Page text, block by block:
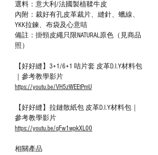
選料：意大利/法國製植鞣牛皮
內附：裁好有孔皮革裁片、縫針、蠟線、
YKK拉鍊、布袋及心意咭
備註：掛頸皮繩只限NATURAL原色（見商品
照）
【好好縫】3+1/6+1 咭片套 皮革D.I.Y材料包
｜參考教學影片
https://youtu.be/VH5zWEEtPmU
【好好縫】拉鏈散紙包 皮革D.I.Y材料包｜
參考教學影片
https://youtu.be/qFw1wpkXL00
相關產品